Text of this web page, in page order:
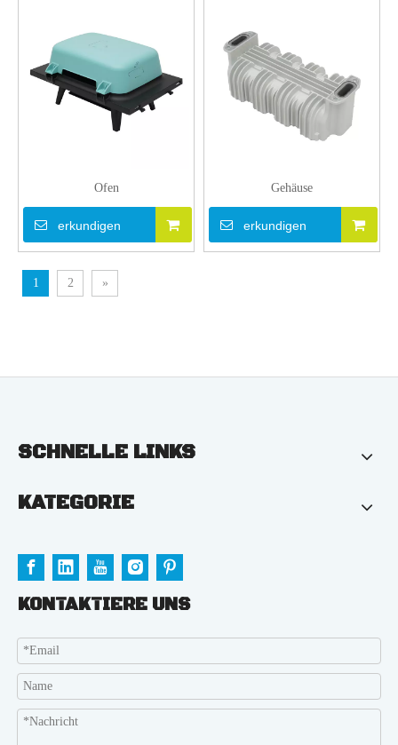
Ofen
erkundigen
Gehäuse
erkundigen
1 2 »
SCHNELLE LINKS
KATEGORIE
KONTAKTIERE UNS